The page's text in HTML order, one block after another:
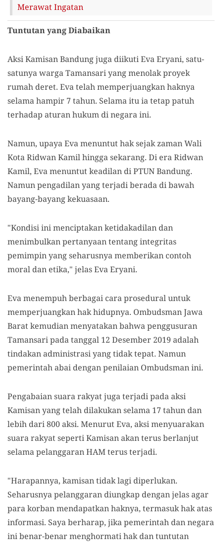
Merawat Ingatan
Tuntutan yang Diabaikan
Aksi Kamisan Bandung juga diikuti Eva Eryani, satu-
satunya warga Tamansari yang menolak proyek
rumah deret. Eva telah memperjuangkan haknya
selama hampir 7 tahun. Selama itu ia tetap patuh
terhadap aturan hukum di negara ini.
Namun, upaya Eva menuntut hak sejak zaman Wali
Kota Ridwan Kamil hingga sekarang. Di era Ridwan
Kamil, Eva menuntut keadilan di PTUN Bandung.
Namun pengadilan yang terjadi berada di bawah
bayang-bayang kekuasaan.
"Kondisi ini menciptakan ketidakadilan dan
menimbulkan pertanyaan tentang integritas
pemimpin yang seharusnya memberikan contoh
moral dan etika," jelas Eva Eryani.
Eva menempuh berbagai cara prosedural untuk
memperjuangkan hak hidupnya. Ombudsman Jawa
Barat kemudian menyatakan bahwa penggusuran
Tamansari pada tanggal 12 Desember 2019 adalah
tindakan administrasi yang tidak tepat. Namun
pemerintah abai dengan penilaian Ombudsman ini.
Pengabaian suara rakyat juga terjadi pada aksi
Kamisan yang telah dilakukan selama 17 tahun dan
lebih dari 800 aksi. Menurut Eva, aksi menyuarakan
suara rakyat seperti Kamisan akan terus berlanjut
selama pelanggaran HAM terus terjadi.
"Harapannya, kamisan tidak lagi diperlukan.
Seharusnya pelanggaran diungkap dengan jelas agar
para korban mendapatkan haknya, termasuk hak atas
informasi. Saya berharap, jika pemerintah dan negara
ini benar-benar menghormati hak dan tuntutan